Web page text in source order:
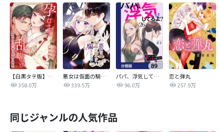
【白黒タテ版】孕むまで乱れいけ～身代わり花嫁と軍服の猛愛
358.0万
悪女は仮面の騎士に騙されない
339.5万
パパ、浮気してるよ？娘と二人でクズ夫を捨てます【分冊版】
96.0万
恋と弾丸
257.9万
同じジャンルの人気作品